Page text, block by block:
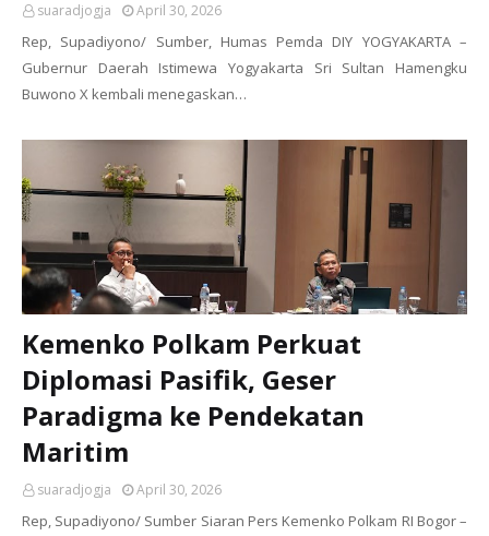
suaradjogja April 30, 2026
Rep, Supadiyono/ Sumber, Humas Pemda DIY YOGYAKARTA –
Gubernur Daerah Istimewa Yogyakarta Sri Sultan Hamengku
Buwono X kembali menegaskan…
Kemenko Polkam Perkuat
Diplomasi Pasifik, Geser
Paradigma ke Pendekatan
Maritim
suaradjogja April 30, 2026
Rep, Supadiyono/ Sumber Siaran Pers Kemenko Polkam RI Bogor –